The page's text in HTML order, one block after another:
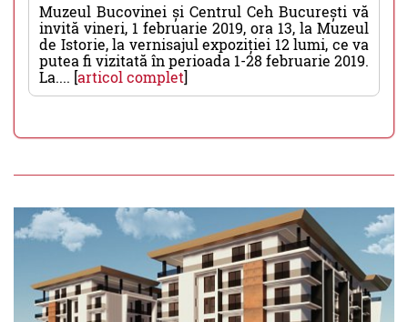
Muzeul Bucovinei și Centrul Ceh București vă
invită vineri, 1 februarie 2019, ora 13, la Muzeul
de Istorie, la vernisajul expoziției 12 lumi, ce va
putea fi vizitată în perioada 1-28 februarie 2019.
La.... [articol complet]